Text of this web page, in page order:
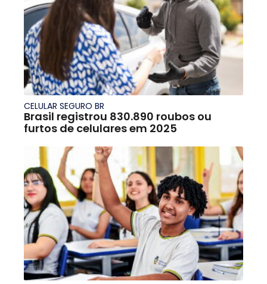
CELULAR SEGURO BR
Brasil registrou 830.890 roubos ou
furtos de celulares em 2025